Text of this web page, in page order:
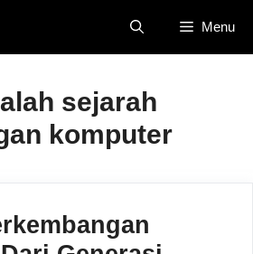
Menu
sejarah
komputer